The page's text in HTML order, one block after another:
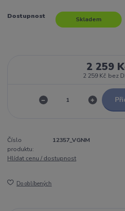
Dostupnost Skladem
2 259
2 259 Kč bez
Číslo
produktu:
12357_VGNM
Hlídat cenu / dostupnost
Do oblíbených